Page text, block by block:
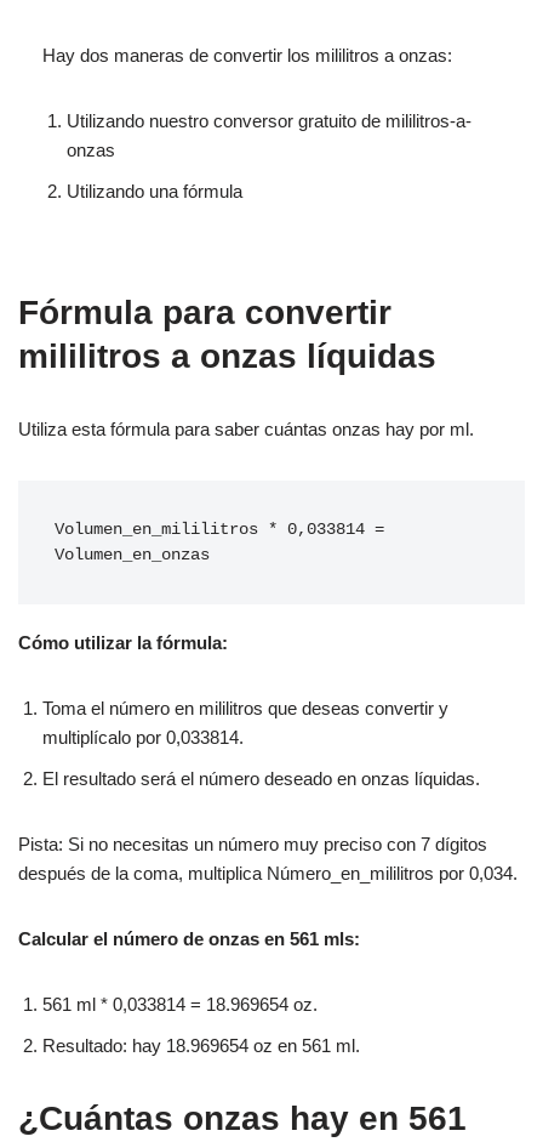
Hay dos maneras de convertir los mililitros a onzas:
Utilizando nuestro conversor gratuito de mililitros-a-
onzas
Utilizando una fórmula
Fórmula para convertir
mililitros a onzas líquidas
Utiliza esta fórmula para saber cuántas onzas hay por ml.
Volumen_en_mililitros * 0,033814 =
Volumen_en_onzas
Cómo utilizar la fórmula:
Toma el número en mililitros que deseas convertir y
multiplícalo por 0,033814.
El resultado será el número deseado en onzas líquidas.
Pista: Si no necesitas un número muy preciso con 7 dígitos
después de la coma, multiplica Número_en_mililitros por 0,034.
Calcular el número de onzas en 561 mls:
561 ml * 0,033814 = 18.969654 oz.
Resultado: hay 18.969654 oz en 561 ml.
¿Cuántas onzas hay en 561